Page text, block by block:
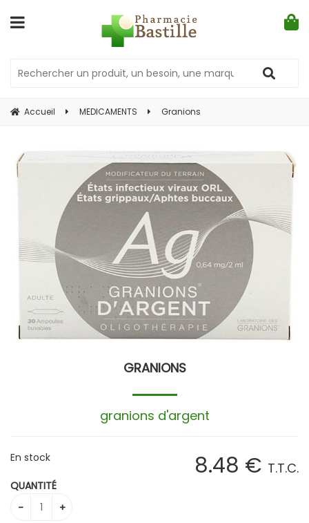
Accueil MEDICAMENTS Granions
GRANIONS
granions d'argent
8.48 € T.T.C.
En stock
QUANTITÉ